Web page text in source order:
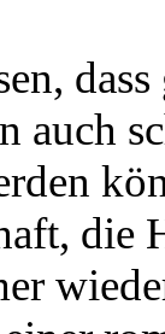
auch
die